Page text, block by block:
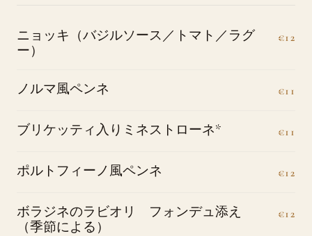
ニョッキ（バジルソース／トマト／ラグ
ー）
€12
ノルマ風ペンネ €11
ブリケッティ入りミネストローネ* €11
ポルトフィーノ風ペンネ €12
ボラジネのラビオリ フォンデュ添え
（季節による）
€12